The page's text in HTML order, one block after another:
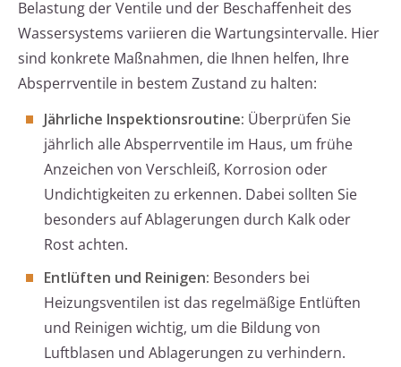
Belastung der Ventile und der Beschaffenheit des
Wassersystems variieren die Wartungsintervalle. Hier
sind konkrete Maßnahmen, die Ihnen helfen, Ihre
Absperrventile in bestem Zustand zu halten:
Jährliche Inspektionsroutine: Überprüfen Sie
jährlich alle Absperrventile im Haus, um frühe
Anzeichen von Verschleiß, Korrosion oder
Undichtigkeiten zu erkennen. Dabei sollten Sie
besonders auf Ablagerungen durch Kalk oder
Rost achten.
Entlüften und Reinigen: Besonders bei
Heizungsventilen ist das regelmäßige Entlüften
und Reinigen wichtig, um die Bildung von
Luftblasen und Ablagerungen zu verhindern.